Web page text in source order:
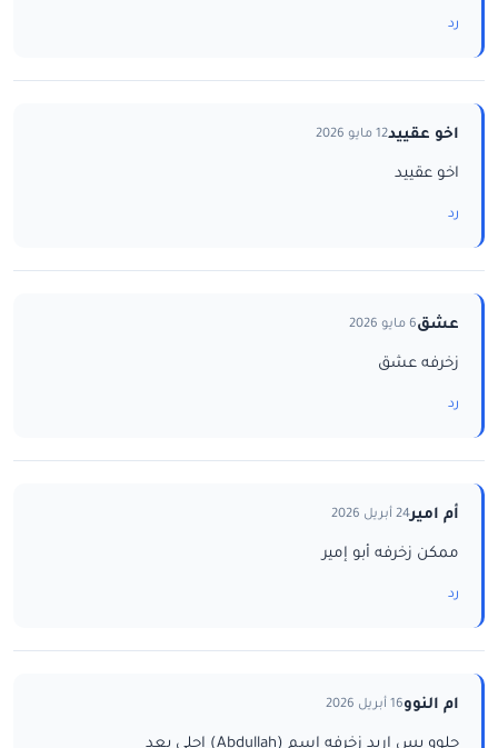
رد
اخو عقييد12 مايو 2026
اخو عقييد
رد
عشق6 مايو 2026
زخرفه عشق
رد
أم امير24 أبريل 2026
ممكن زخرفه أبو إمير
رد
ام النوو16 أبريل 2026
حلوو بس اريد زخرفه اسم (Abdullah) احلى بعد